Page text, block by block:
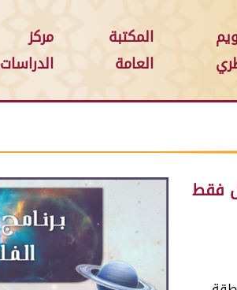
المكتبة
العامة
مركز
الدراسات
فقط